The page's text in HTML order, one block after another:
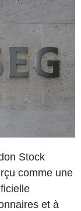
Stock
comme une
et à